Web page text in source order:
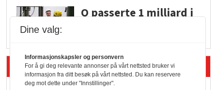
Q passerte 1 milliard i
Siste artikler - Økologisk
Dine valg:
Informasjonskapsler og personvern
For å gi deg relevante annonser på vårt nettsted bruker vi
informasjon fra ditt besøk på vårt nettsted. Du kan reservere
deg mot dette under "Innstillinger".